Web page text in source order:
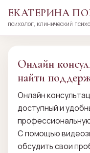
ЕКАТЕРИНА
психолог, клинический
Онлайн
найти
Онлайн
доступный и
С помощью
обсудить свои